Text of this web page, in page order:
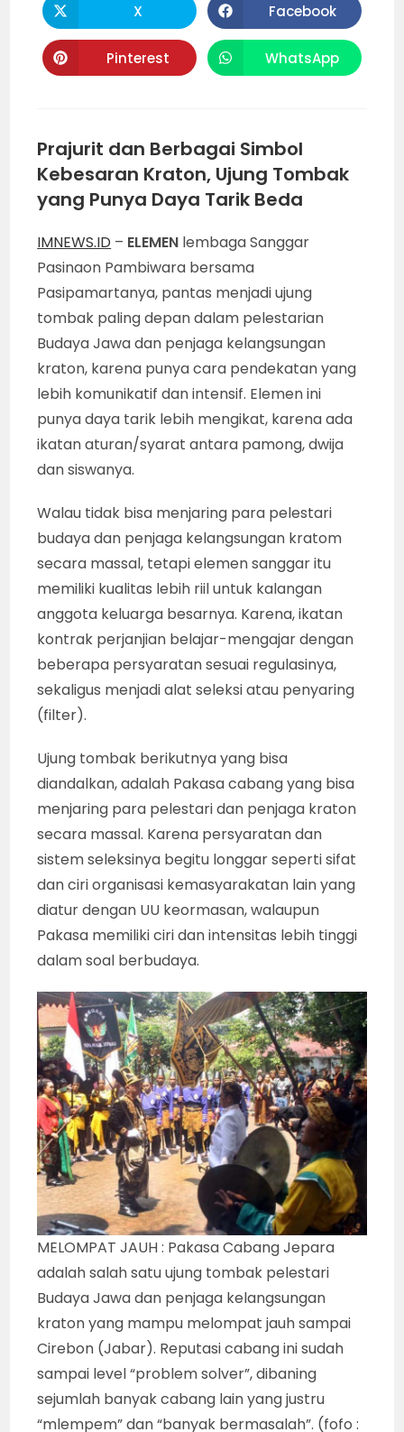
Opens
in
a
new
window
X Opens
in
a
new
window
Facebook
Opens
in
Pinterest Opens
in
WhatsApp
Prajurit dan Berbagai Simbol
Kebesaran Kraton, Ujung Tombak
yang Punya Daya Tarik Beda
IMNEWS.ID – ELEMEN lembaga Sanggar
Pasinaon Pambiwara bersama
Pasipamartanya, pantas menjadi ujung
tombak paling depan dalam pelestarian
Budaya Jawa dan penjaga kelangsungan
kraton, karena punya cara pendekatan yang
lebih komunikatif dan intensif. Elemen ini
punya daya tarik lebih mengikat, karena ada
ikatan aturan/syarat antara pamong, dwija
dan siswanya.
Walau tidak bisa menjaring para pelestari
budaya dan penjaga kelangsungan kratom
secara massal, tetapi elemen sanggar itu
memiliki kualitas lebih riil untuk kalangan
anggota keluarga besarnya. Karena, ikatan
kontrak perjanjian belajar-mengajar dengan
beberapa persyaratan sesuai regulasinya,
sekaligus menjadi alat seleksi atau penyaring
(filter).
Ujung tombak berikutnya yang bisa
diandalkan, adalah Pakasa cabang yang bisa
menjaring para pelestari dan penjaga kraton
secara massal. Karena persyaratan dan
sistem seleksinya begitu longgar seperti sifat
dan ciri organisasi kemasyarakatan lain yang
diatur dengan UU keormasan, walaupun
Pakasa memiliki ciri dan intensitas lebih tinggi
dalam soal berbudaya.
MELOMPAT JAUH : Pakasa Cabang Jepara
adalah salah satu ujung tombak pelestari
Budaya Jawa dan penjaga kelangsungan
kraton yang mampu melompat jauh sampai
Cirebon (Jabar). Reputasi cabang ini sudah
sampai level “problem solver”, dibaning
sejumlah banyak cabang lain yang justru
“mlempem” dan “banyak bermasalah”. (fofo :